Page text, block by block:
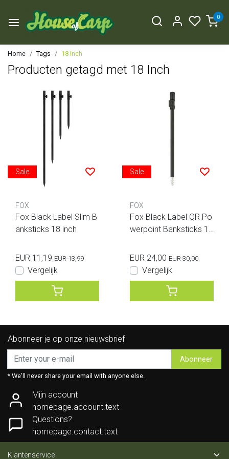
0
Home Tags 18 Inch
Producten getagd met 18 Inch
Sale
FOX
Fox Black Label Slim B
anksticks 18 inch
EUR 11,19 EUR 13,99
Vergelijk
Sale
FOX
Fox Black Label QR Po
werpoint Banksticks 18
EUR 24,00 EUR 30,00
Vergelijk
Abonneer je op onze nieuwsbrief
Abonneer
* We'll never share your email with anyone else.
Mijn account
homepage.account.text
Questions?
homepage.contact.text
Klantenservice